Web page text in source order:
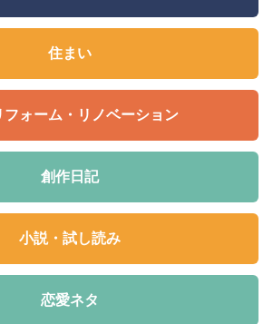
住まい
フォーム・リノベーション
創作日記
小説・試し読み
恋愛ネタ